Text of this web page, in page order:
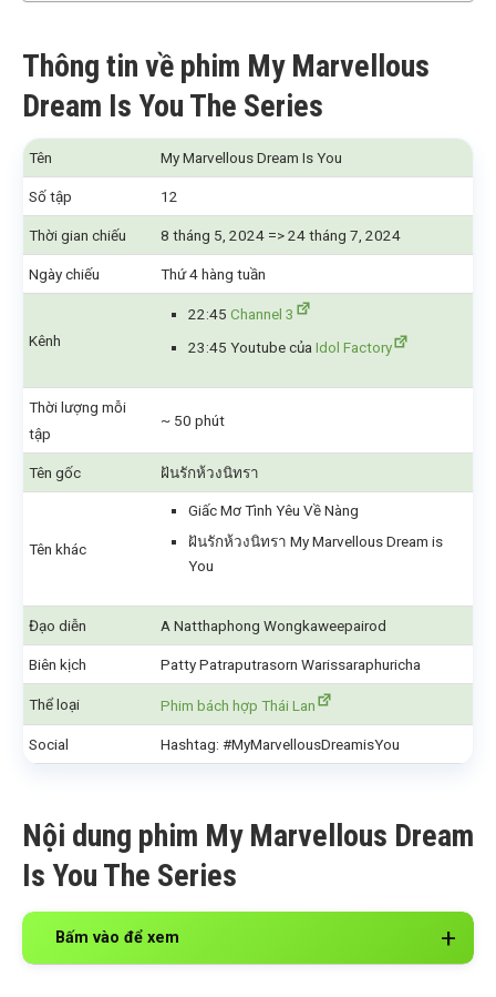
Thông tin về phim My Marvellous
Dream Is You The Series
Tên My Marvellous Dream Is You
Số tập 12
Thời gian chiếu 8 tháng 5, 2024 => 24 tháng 7, 2024
Ngày chiếu Thứ 4 hàng tuần
Kênh
22:45 Channel 3
23:45 Youtube củaIdol Factory
Thời lượng mỗi
tập
~ 50 phút
Tên gốc ฝันรักห้วงนิทรา
Tên khác
Giấc Mơ Tình Yêu Về Nàng
ฝันรักห้วงนิทรา My Marvellous Dream is
You
Đạo diễn A Natthaphong Wongkaweepairod
Biên kịch Patty Patraputrasorn Warissaraphuricha
Thể loại Phim bách hợp Thái Lan
Social Hashtag: #MyMarvellousDreamisYou
Nội dung phim My Marvellous Dream
Is You The Series
Bấm vào để xem